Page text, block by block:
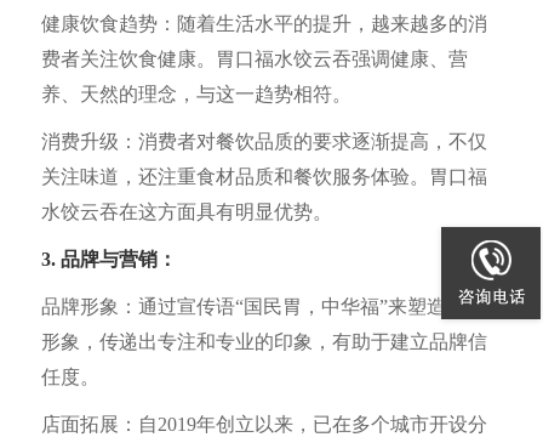
健康饮食趋势：随着生活水平的提升，越来越多的消
费者关注饮食健康。胃口福水饺云吞强调健康、营
养、天然的理念，与这一趋势相符。
消费升级：消费者对餐饮品质的要求逐渐提高，不仅
关注味道，还注重食材品质和餐饮服务体验。胃口福
水饺云吞在这方面具有明显优势。
3. 品牌与营销：
品牌形象：通过宣传语“国民胃，中华福”来塑造品牌
形象，传递出专注和专业的印象，有助于建立品牌信
任度。
店面拓展：自2019年创立以来，已在多个城市开设分